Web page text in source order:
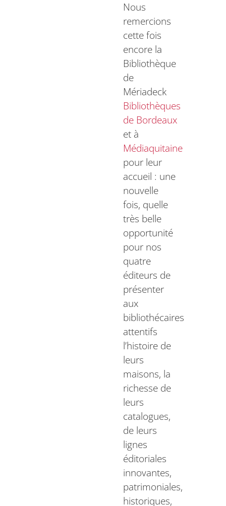
Nous
remercions
cette fois
encore la
Bibliothèque
de
Mériadeck
Bibliothèques
de Bordeaux
et à
Médiaquitaine
pour leur
accueil : une
nouvelle
fois, quelle
très belle
opportunité
pour nos
quatre
éditeurs de
présenter
aux
bibliothécaires
attentifs
l’histoire de
leurs
maisons, la
richesse de
leurs
catalogues,
de leurs
lignes
éditoriales
innovantes,
patrimoniales,
historiques,